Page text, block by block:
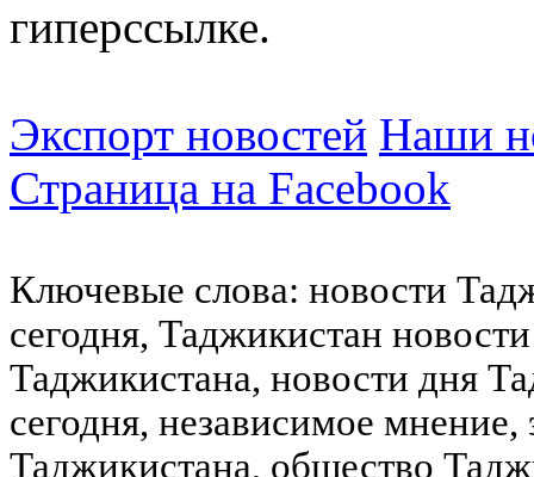
гиперссылке.
Экспорт новостей Наши
Страница на Facebook
Ключевые слова: новости
сегодня, Таджикистан
Таджикистана, новости дня
сегодня, независимое
Таджикистана, общество